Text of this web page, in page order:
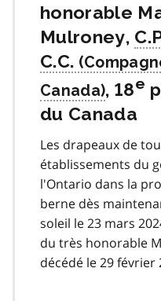
honorable
Mulroney,
C.C.
, 18e
du Canada
Les drapeaux de
établissements du
l'Ontario dans la
berne dès
soleil le 23 mars
du très honorable
décédé le 29 février